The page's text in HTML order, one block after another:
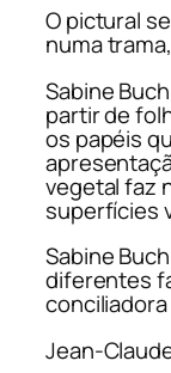
O pictural
numa
Sabine
partir de
os papéis
vegetal faz
superfícies
Sabine
diferentes
conciliadora
Jean-